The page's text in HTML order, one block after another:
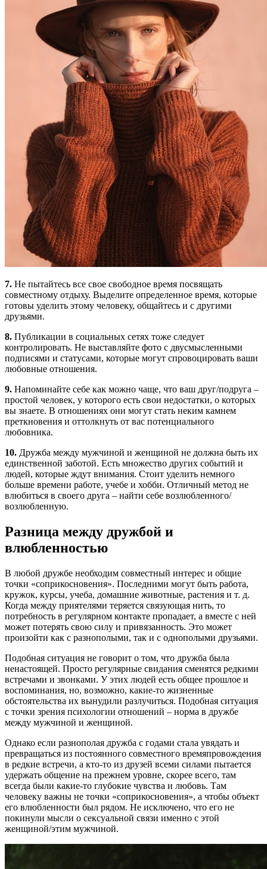
7. Не пытайтесь все свое свободное время посвящать
совместному отдыху. Выделите определенное время, которые
готовы уделить этому человеку, общайтесь и с другими
друзьями.
8. Публикации в социальных сетях тоже следует
контролировать. Не выставляйте фото с двусмысленными
подписями и статусами, которые могут спровоцировать ваши
любовные отношения.
9. Напоминайте себе как можно чаще, что ваш друг/подруга –
простой человек, у которого есть свои недостатки, о которых
вы знаете. В отношениях они могут стать неким камнем
преткновения и оттолкнуть от вас потенциального
любовника.
10. Дружба между мужчиной и женщиной не должна быть их
единственной заботой. Есть множество других событий и
людей, которые ждут внимания. Стоит уделить немного
больше времени работе, учебе и хобби. Отличный метод не
влюбиться в своего друга – найти себе возлюбленного/
возлюбленную.
Разница между дружбой и
влюбленностью
В любой дружбе необходим совместный интерес и общие
точки «соприкосновения». Последними могут быть работа,
кружок, курсы, учеба, домашние животные, растения и т. д.
Когда между приятелями теряется связующая нить, то
потребность в регулярном контакте пропадает, а вместе с ней
может потерять свою силу и привязанность. Это может
произойти как с разнополыми, так и с однополыми друзьями.
Подобная ситуация не говорит о том, что дружба была
ненастоящей. Просто регулярные свидания сменятся редкими
встречами и звонками. У этих людей есть общее прошлое и
воспоминания, но, возможно, какие-то жизненные
обстоятельства их вынудили разлучиться. Подобная ситуация
с точки зрения психологии отношений – норма в дружбе
между мужчиной и женщиной.
Однако если разнополая дружба с годами стала увядать и
превращаться из постоянного совместного времяпровождения
в редкие встречи, а кто-то из друзей всеми силами пытается
удержать общение на прежнем уровне, скорее всего, там
всегда были какие-то глубокие чувства и любовь. Там
человеку важны не точки «соприкосновения», а чтобы объект
его влюбленности был рядом. Не исключено, что его не
покинули мысли о сексуальной связи именно с этой
женщиной/этим мужчиной.